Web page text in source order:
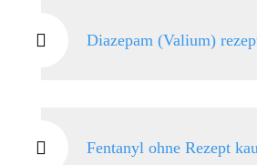
Diazepam (Valium)
Fentanyl ohne Rezept